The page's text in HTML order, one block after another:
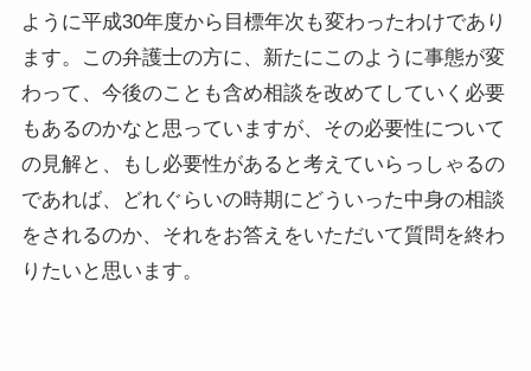
ように平成30年度から目標年次も変わったわけであり
ます。この弁護士の方に、新たにこのように事態が変
わって、今後のことも含め相談を改めてしていく必要
もあるのかなと思っていますが、その必要性について
の見解と、もし必要性があると考えていらっしゃるの
であれば、どれぐらいの時期にどういった中身の相談
をされるのか、それをお答えをいただいて質問を終わ
りたいと思います。